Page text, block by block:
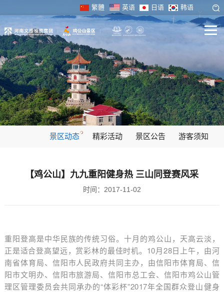
繁體 英语 日语 韩语
景区动态 精彩活动 景区公告 游客须知
【鸡公山】九九重阳健身热 三山同登赛风采
时间：2017-11-02
重阳登高是中华民族的传统习俗。十月的鸡公山，天高云淡，
正是适合登高望远，赏彩林的最佳时机。10月28日上午，由河
南省体育局、信阳市人民政府共同主办，由信阳市体育局、信
阳市文明办、信阳市旅游局、信阳市总工会、信阳市鸡公山管
理区管理委员会共同承办的“体彩杯”2017年全国群众登山健身